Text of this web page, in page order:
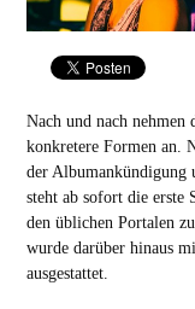
Nach und nach
konkretere Formen an.
der Albumankündigung
steht ab sofort die erste
den üblichen Portalen
wurde darüber hinaus
ausgestattet.